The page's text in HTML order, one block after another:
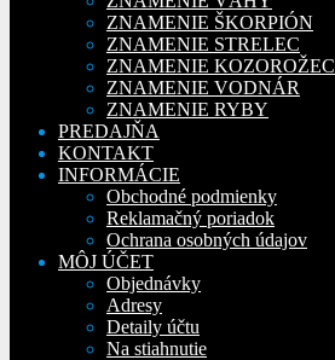
ZNAMENIE ŠKORPIÓN
ZNAMENIE STRELEC
ZNAMENIE KOZOROŽEC
ZNAMENIE VODNÁR
ZNAMENIE RYBY
PREDAJŇA
KONTAKT
INFORMÁCIE
Obchodné podmienky
Reklamačný poriadok
Ochrana osobných údajov
MÔJ ÚČET
Objednávky
Adresy
Detaily účtu
Na stiahnutie